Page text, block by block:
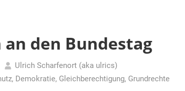
den Bundestag
Ulrich Scharfenort (aka ulrics)
, Demokratie, Gleichberechtigung, Grundrechte